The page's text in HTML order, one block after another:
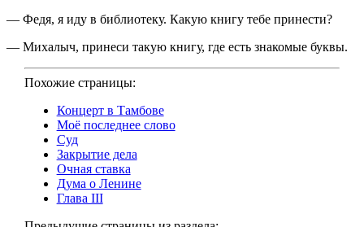
— Федя, я иду в библиотеку. Какую книгу тебе принести?
— Михалыч, принеси такую книгу, где есть знакомые буквы.
Похожие страницы:
Концерт в Тамбове
Моё последнее слово
Суд
Закрытие дела
Очная ставка
Дума о Ленине
Глава III